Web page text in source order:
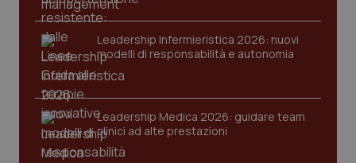
Leadership Infermieristica 2026: nuovi
modelli di responsabilità e autonomia
Leadership Medica 2026: guidare team
clinici ad alte prestazioni